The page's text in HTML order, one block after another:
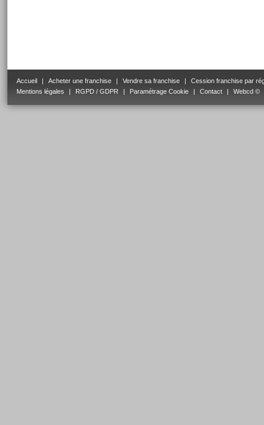
Accueil | Acheter une franchise | Vendre sa franchise |
Cession franchise par
Mentions légales
| RGPD / GDPR | Paramétrage Cookie | Contact | Webcd ©